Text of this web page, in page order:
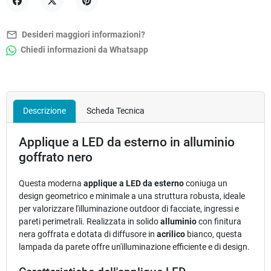
mail_outline Desideri maggiori informazioni?
Chiedi informazioni da Whatsapp
Descrizione Scheda Tecnica
Applique a LED da esterno in alluminio
goffrato nero
Questa moderna applique a LED da esternoconiuga un
design geometrico e minimale a una struttura robusta, ideale
per valorizzare l'illuminazione outdoor di facciate, ingressi e
pareti perimetrali. Realizzata in solidoalluminiocon finitura
nera goffrata e dotata di diffusore in acrilico bianco, questa
lampada da parete offre un'illuminazione efficiente e di design.